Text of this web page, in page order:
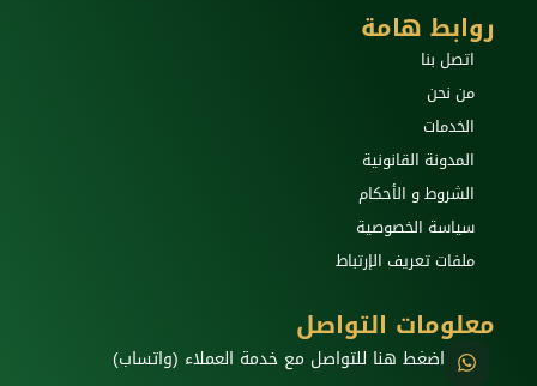
روابط هامة
اتصل بنا
من نحن
الخدمات
المدونة القانونية
الشروط و الأحكام
سياسة الخصوصية
ملفات تعريف الإرتباط
معلومات التواصل
اضغط هنا للتواصل مع خدمة العملاء (واتساب)